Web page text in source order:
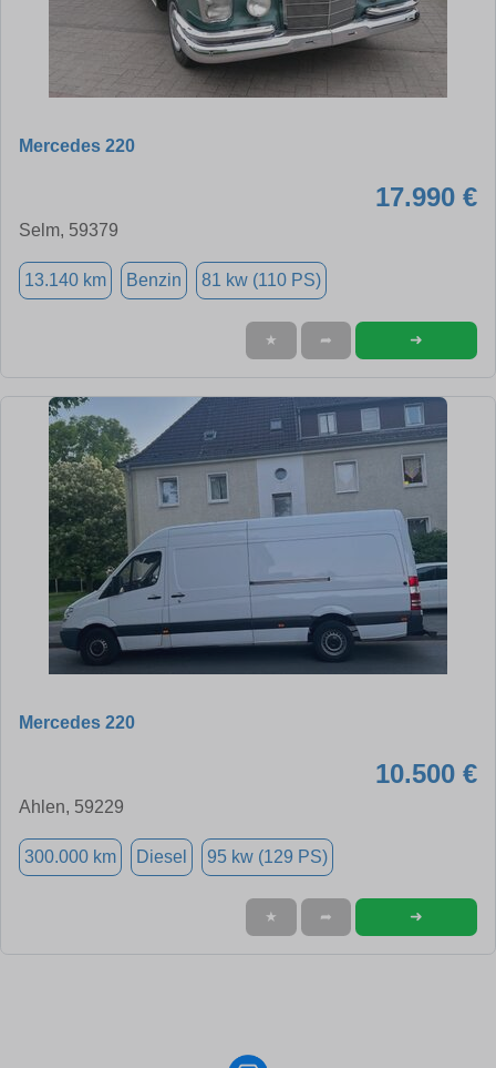
Mercedes 220
17.990 €
Selm, 59379
13.140 km Benzin 81 kw (110 PS)
★ ➦ ➜
Mercedes 220
10.500 €
Ahlen, 59229
300.000 km Diesel 95 kw (129 PS)
★ ➦ ➜